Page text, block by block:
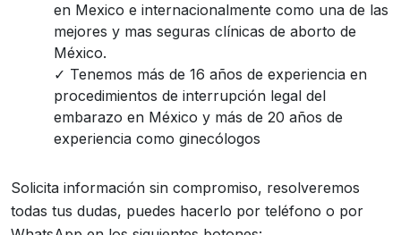
en Mexico e internacionalmente como una de las
mejores y mas seguras clínicas de aborto de
México.
Tenemos más de 16 años de experiencia en
procedimientos de interrupción legal del
embarazo en México y más de 20 años de
experiencia como ginecólogos
Solicita información sin compromiso, resolveremos
todas tus dudas, puedes hacerlo por teléfono o por